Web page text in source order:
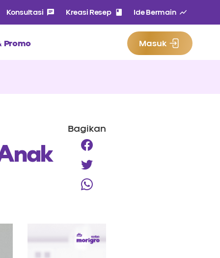
Konsultasi Kreasi Resep Ide Bermain
Promo Masuk
Bagikan